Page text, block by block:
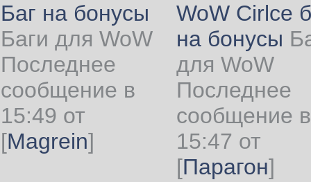
Баг на бонусы
Баги для WoW
Последнее
сообщение в
15:49 от
[Magrein]
WoW Cirlce
на бонусы
для WoW
Последнее
сообщение в
15:47 от
[Парагон]